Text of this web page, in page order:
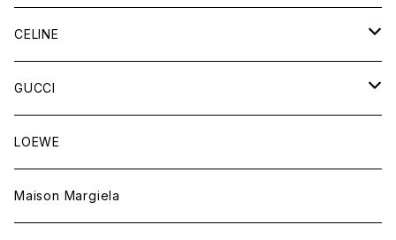
財布&小物
ウェア
バッグ
財布&小物
ウェア
CELINE
バッグ
財布&小物
ウェア
GUCCI
バッグ
財布&小物
LOEWE
Maison Margiela